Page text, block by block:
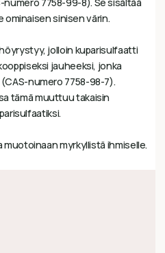
sinisen värin.
jolloin kuparisulfaatti
jauheeksi, jonka
numero 7758-98-7).
tämä muuttuu takaisin
myrkyllistä ihmiselle.